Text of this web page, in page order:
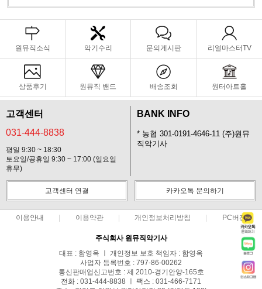
원뮤직소식 악기수리 문의게시판 리얼마스터TV
상품후기 원뮤직 밴드 배송조회 원터아트홀
고객센터
031-444-8838
평일 9:30 ~ 18:30
토요일/공휴일 9:30 ~ 17:00 (일요일
휴무)
BANK INFO
* 농협 301-0191-4646-11 (주)원뮤
직악기사
고객센터 연결 카카오톡 문의하기
이용안내 이용약관 개인정보처리방침 PC버전
주식회사 원뮤직악기사
대표 : 함영옥 ㅣ 개인정보 보호 책임자 : 함영옥
사업자 등록번호 : 797-86-00262
통신판매업신고번호 : 제 2010-경기안양-165호
전화 : 031-444-8838 ㅣ 팩스 : 031-466-7171